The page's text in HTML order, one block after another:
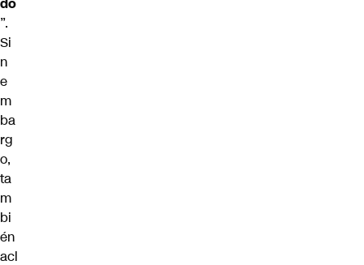
”.
Si
n
e
m
ba
rg
o,
ta
m
bi
én
acl